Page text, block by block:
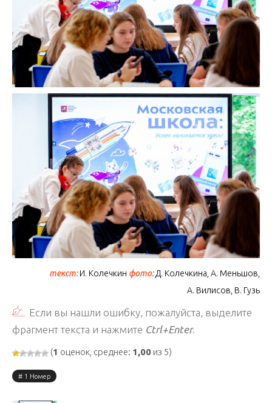
текст: И. Колечкин фото:Д. Колечкина, А. Меньшов,
А. Вилисов, В. Гузь
Если вы нашли ошибку, пожалуйста, выделите
фрагмент текста и нажмите Ctrl+Enter.
(1 оценок, среднее: 1,00 из 5)
1 Номер